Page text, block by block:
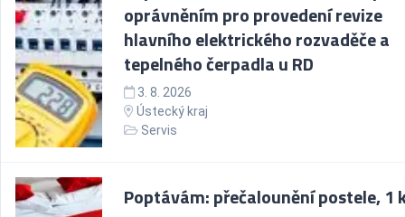
oprávněním pro provedení revize
hlavního elektrického rozvaděče a
tepelného čerpadla u RD
3. 8. 2026
Ústecký kraj
Servis
Poptávám: přečalounění postele, 1